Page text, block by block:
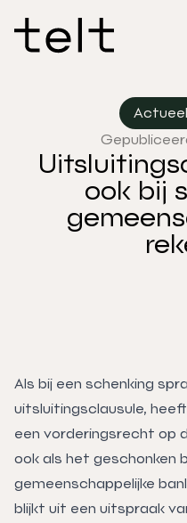
Actueel
ook bij
Als bij een schenking
uitsluitingsclausule,
een vorderingsrecht op
ook als het geschonken
gemeenschappelijke
blijkt uit een uitspraak